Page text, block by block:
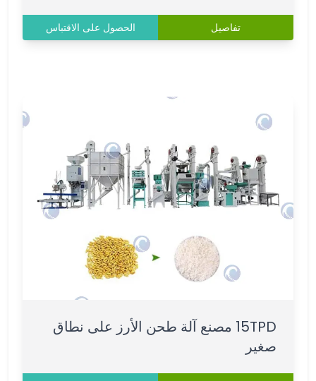
تفاصيل الحصول على الاقتباس
15TPD مصنع آلة طحن الأرز على نطاق
صغير